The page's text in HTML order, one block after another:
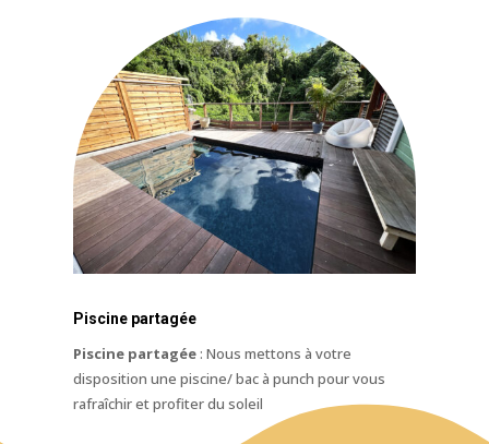
Piscine partagée
Piscine partagée: Nous mettons à votre
disposition une piscine/ bac à punch pour vous
rafraîchir et profiter du soleil